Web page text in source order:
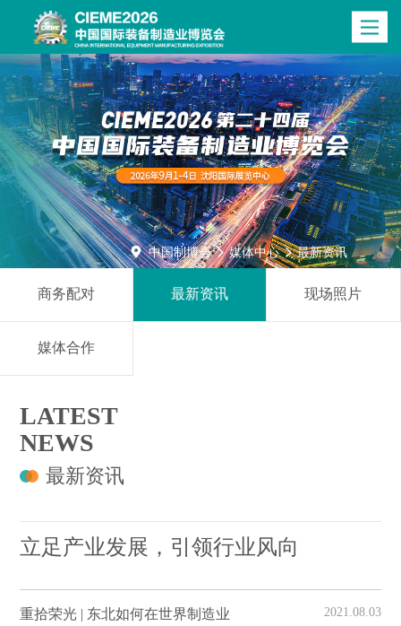
Toggle
 中国制博会  媒体中心  最新资讯
商务配对 最新资讯 现场照片
媒体合作
LATEST
NEWS
最新资讯
立足产业发展，引领行业风向
重拾荣光 | 东北如何在世界制造业
2021.08.03